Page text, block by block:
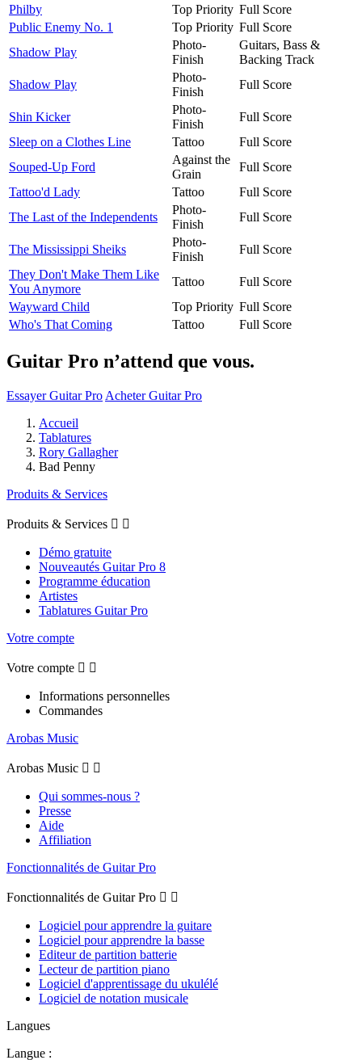
Philby
Top Priority Full Score
Public Enemy No. 1
Top Priority Full Score
Shadow Play
Photo-
Finish
Guitars, Bass &
Backing Track
Shadow Play
Photo-
Finish
Full Score
Shin Kicker
Photo-
Finish
Full Score
Sleep on a Clothes Line
Tattoo
Full Score
Souped-Up Ford
Against the
Grain
Full Score
Tattoo'd Lady
Tattoo
Full Score
The Last of the Independents
Photo-
Finish
Full Score
The Mississippi Sheiks
Photo-
Finish
Full Score
They Don't Make Them Like
You Anymore
Tattoo
Full Score
Wayward Child
Top Priority Full Score
Who's That Coming
Tattoo Full Score
Guitar Pro n’attend que vous.
Essayer Guitar Pro Acheter Guitar Pro
Accueil
Tablatures
Rory Gallagher
Bad Penny
Produits & Services
Produits & Services  
Démo gratuite
Nouveautés Guitar Pro 8
Programme éducation
Artistes
Tablatures Guitar Pro
Votre compte
Votre compte  
Informations personnelles
Commandes
Arobas Music
Arobas Music  
Qui sommes-nous ?
Presse
Aide
Affiliation
Fonctionnalités de Guitar Pro
Fonctionnalités de Guitar Pro  
Logiciel pour apprendre la guitare
Logiciel pour apprendre la basse
Editeur de partition batterie
Lecteur de partition piano
Logiciel d'apprentissage du ukulélé
Logiciel de notation musicale
Langues
Langue :